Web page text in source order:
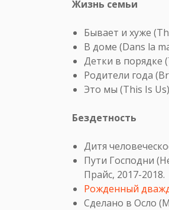
Жизнь семьи
Бывает и хуже
В доме (Dans la
Детки в порядке
Родители года
Это мы (This Is
Бездетность
Дитя
Пути Господни
Прайс, 2017-2018.
Рожденный
Сделано в Осло